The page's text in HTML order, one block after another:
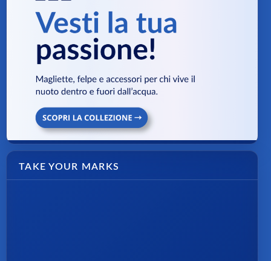
TAKE YOUR MARKS